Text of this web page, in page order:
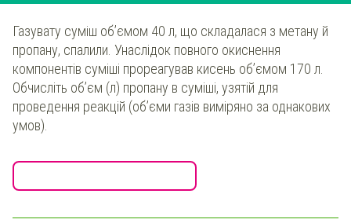
Газувату суміш об’ємом 40 л, що складалася з метану й
пропану, спалили. Унаслідок повного окиснення
компонентів суміші прореагував кисень об’ємом 170 л.
Обчисліть об’єм (л) пропану в суміші, узятій для
проведення реакцій (об’єми газів виміряно за однакових
умов).